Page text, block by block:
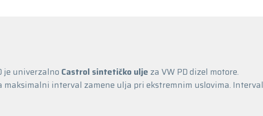
je univerzalno Castrol sintetičko ulje za VW PD dizel motore.
maksimalni interval zamene ulja pri ekstremnim uslovima. Interval